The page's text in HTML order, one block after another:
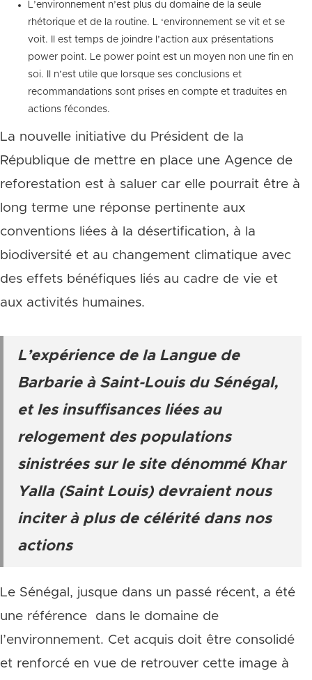
L’environnement n’est plus du domaine de la seule
rhétorique et de la routine. L ‘environnement se vit et se
voit. Il est temps de joindre l’action aux présentations
power point. Le power point est un moyen non une fin en
soi. Il n’est utile que lorsque ses conclusions et
recommandations sont prises en compte et traduites en
actions fécondes.
La nouvelle initiative du Président de la
République de mettre en place une Agence de
reforestation est à saluer car elle pourrait être à
long terme une réponse pertinente aux
conventions liées à la désertification, à la
biodiversité et au changement climatique avec
des effets bénéfiques liés au cadre de vie et
aux activités humaines.
L’expérience de la Langue de
Barbarie à Saint-Louis du Sénégal,
et les insuffisances liées au
relogement des populations
sinistrées sur le site dénommé Khar
Yalla (Saint Louis) devraient nous
inciter à plus de célérité dans nos
actions
Le Sénégal, jusque dans un passé récent, a été
une référence dans le domaine de
l’environnement. Cet acquis doit être consolidé
et renforcé en vue de retrouver cette image à